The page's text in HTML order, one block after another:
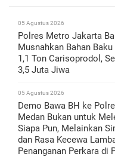
05 Agustus 2026
Polres Metro Jakarta
Musnahkan Bahan
1,1 Ton Carisoprodol,
3,5 Juta Jiwa
05 Agustus 2026
Demo Bawa BH ke
Medan Bukan untuk
Siapa Pun, Melainkan
dan Rasa Kecewa
Penanganan Perkara di